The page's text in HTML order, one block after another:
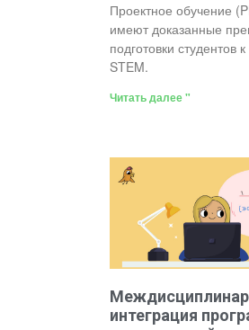
Проектное обучение
имеют доказанные
подготовки студентов
STEM.
Читать далее "
интеграция